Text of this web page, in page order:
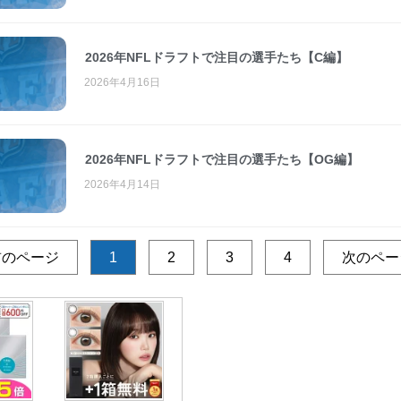
2026年NFLドラフトで注目の選手たち【C編】
2026年4月16日
2026年NFLドラフトで注目の選手たち【OG編】
2026年4月14日
ページ 1 2 3 4 次のペ